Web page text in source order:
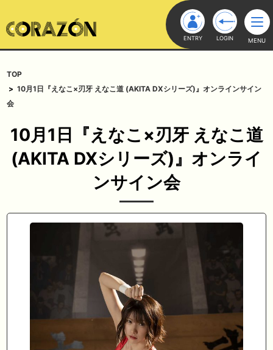
ENTRY LOGIN MENU
TOP
10月1日『えなこ×刃牙 えなこ道 (AKITA DXシリーズ)』オンラインサイン
会
10月1日『えなこ×刃牙 えなこ道
(AKITA DXシリーズ)』オンライ
ンサイン会